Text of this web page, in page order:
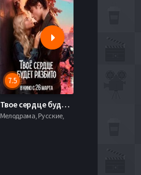
7.5
Твое сердце будет разбито (2026)
Мелодрама, Русские,